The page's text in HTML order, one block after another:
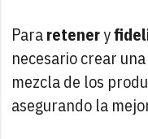
Pararetenery
necesario crear
mezcla de los
asegurando la